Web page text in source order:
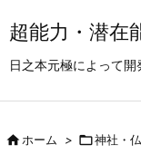
超能力・潜在
日之本元極によって
ホーム > 神社・